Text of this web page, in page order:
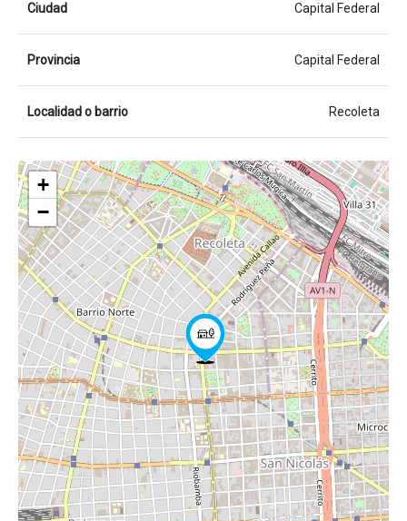
Ciudad Capital Federal
Provincia Capital Federal
Localidad o barrio Recoleta
+
−